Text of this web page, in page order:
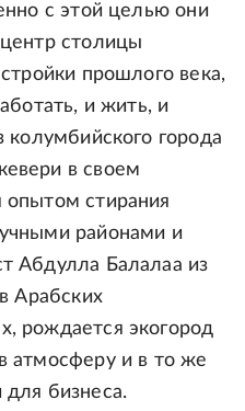
с этой целью они
столицы
прошлого века,
и жить, и
колумбийского города
в своем
опытом стирания
районами и
Абдулла Балалаа из
Арабских
рождается экогород
атмосферу и в то же
бизнеса.